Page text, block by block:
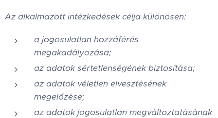
Az alkalmazott intézkedések célja különösen:
a jogosulatlan hozzáférés
megakadályozása;
az adatok sértetlenségének biztosítása;
az adatok véletlen elvesztésének
megelőzése;
az adatok jogosulatlan megváltoztatásának